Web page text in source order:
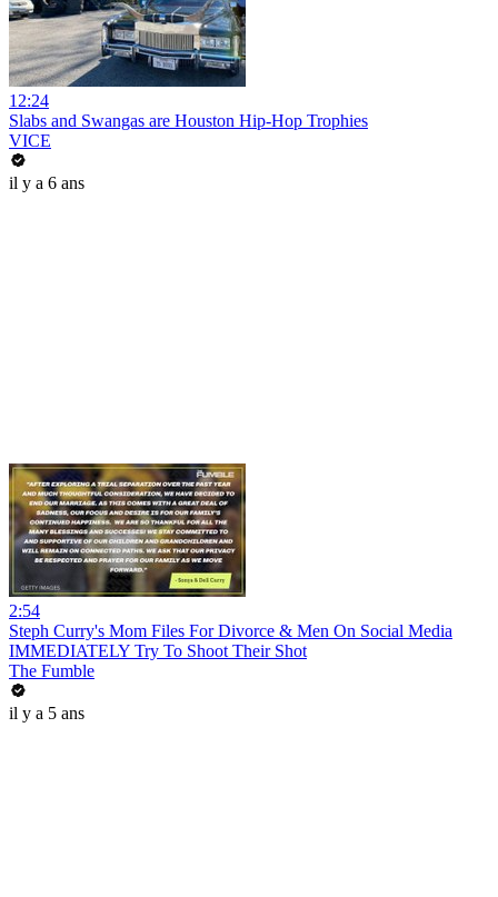
12:24
Slabs and Swangas are Houston Hip-Hop Trophies
VICE
il y a 6 ans
2:54
Steph Curry's Mom Files For Divorce & Men On Social Media
IMMEDIATELY Try To Shoot Their Shot
The Fumble
il y a 5 ans